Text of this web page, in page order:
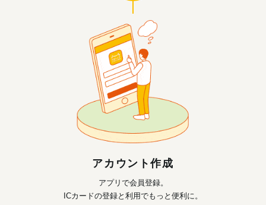
アカウント作成
アプリで会員登録。
ICカードの登録と利用でもっと便利に。